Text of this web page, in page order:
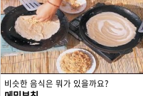
비슷한 음식은 뭐가 있을까요?